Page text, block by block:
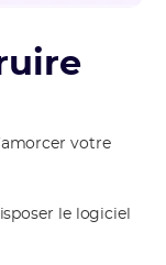
votre
le logiciel